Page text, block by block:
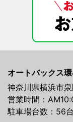
オートバックス
神奈川県横浜市
営業時間：
駐車場台数：56